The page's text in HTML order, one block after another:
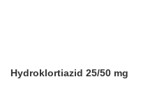
Hydroklortiazid 25/50 mg